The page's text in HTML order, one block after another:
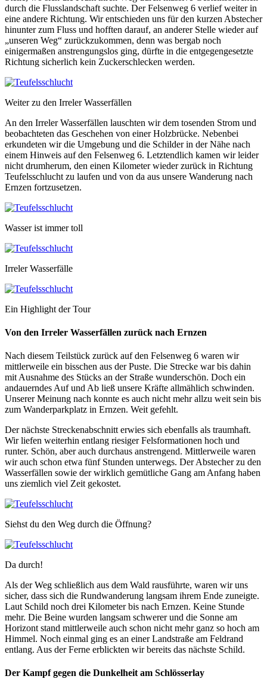
durch die Flusslandschaft suchte. Der Felsenweg 6 verlief weiter in
eine andere Richtung. Wir entschieden uns für den kurzen Abstecher
hinunter zum Fluss und hofften darauf, an anderer Stelle wieder auf
„unseren Weg“ zurückzukommen, denn was bergab noch
einigermaßen anstrengungslos ging, dürfte in die entgegengesetzte
Richtung sicherlich kein Zuckerschlecken werden.
Weiter zu den Irreler Wasserfällen
An den Irreler Wasserfällen lauschten wir dem tosenden Strom und
beobachteten das Geschehen von einer Holzbrücke. Nebenbei
erkundeten wir die Umgebung und die Schilder in der Nähe nach
einem Hinweis auf den Felsenweg 6. Letztendlich kamen wir leider
nicht drumherum, den einen Kilometer wieder zurück in Richtung
Teufelsschlucht zu laufen und von da aus unsere Wanderung nach
Ernzen fortzusetzen.
Wasser ist immer toll
Irreler Wasserfälle
Ein Highlight der Tour
Von den Irreler Wasserfällen zurück nach Ernzen
Nach diesem Teilstück zurück auf den Felsenweg 6 waren wir
mittlerweile ein bisschen aus der Puste. Die Strecke war bis dahin
mit Ausnahme des Stücks an der Straße wunderschön. Doch ein
andauerndes Auf und Ab ließ unsere Kräfte allmählich schwinden.
Unserer Meinung nach konnte es auch nicht mehr allzu weit sein bis
zum Wanderparkplatz in Ernzen. Weit gefehlt.
Der nächste Streckenabschnitt erwies sich ebenfalls als traumhaft.
Wir liefen weiterhin entlang riesiger Felsformationen hoch und
runter. Schön, aber auch durchaus anstrengend. Mittlerweile waren
wir auch schon etwa fünf Stunden unterwegs. Der Abstecher zu den
Wasserfällen sowie der wirklich gemütliche Gang am Anfang haben
uns ziemlich viel Zeit gekostet.
Siehst du den Weg durch die Öffnung?
Da durch!
Als der Weg schließlich aus dem Wald rausführte, waren wir uns
sicher, dass sich die Rundwanderung langsam ihrem Ende zuneigte.
Laut Schild noch drei Kilometer bis nach Ernzen. Keine Stunde
mehr. Die Beine wurden langsam schwerer und die Sonne am
Horizont stand mittlerweile auch schon nicht mehr ganz so hoch am
Himmel. Noch einmal ging es an einer Landstraße am Feldrand
entlang. Aus der Ferne erblickten wir bereits das nächste Schild.
Der Kampf gegen die Dunkelheit am Schlösserlay